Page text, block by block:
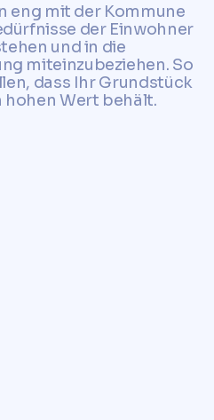
eng mit der Kommune
der Einwohner
und in die
miteinzubeziehen. So
dass Ihr Grundstück
hohen Wert behält.